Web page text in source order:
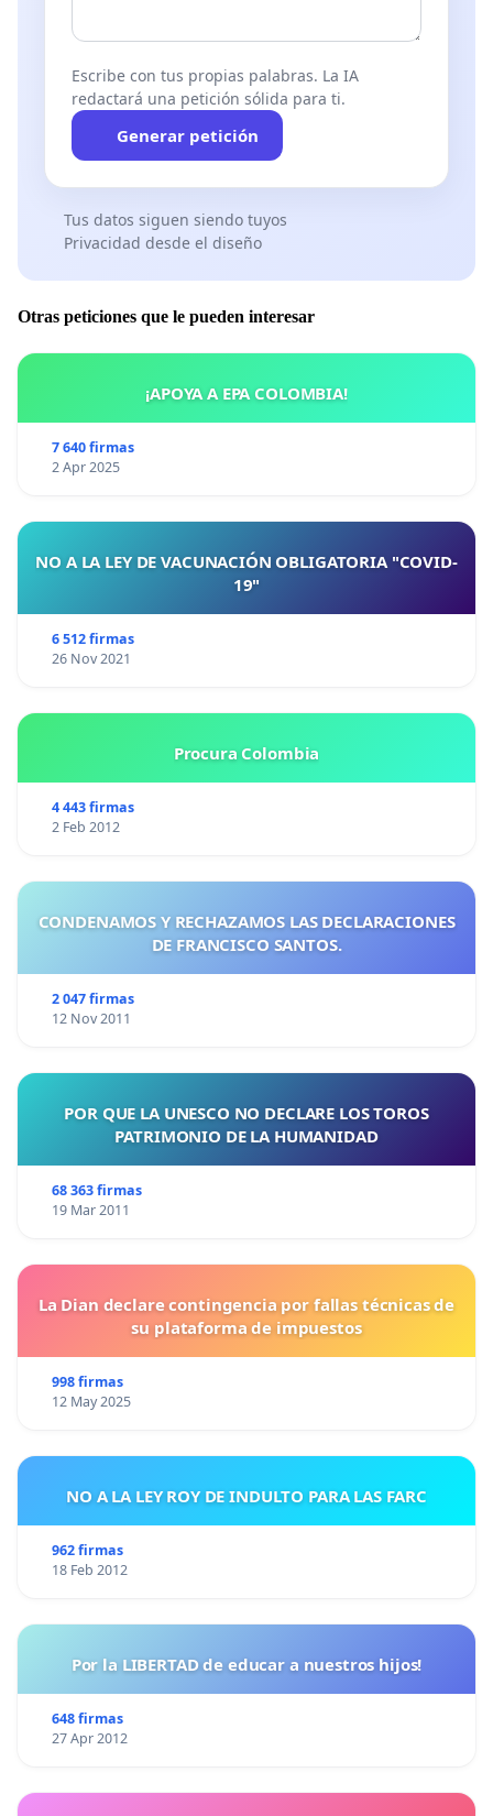
Escribe con tus propias palabras. La IA
redactará una petición sólida para ti.
Generar petición
Tus datos siguen siendo tuyos
Privacidad desde el diseño
Otras peticiones que le pueden interesar
¡APOYA A EPA COLOMBIA!
7 640 firmas
2 Apr 2025
NO A LA LEY DE VACUNACIÓN OBLIGATORIA "COVID-
19"
6 512 firmas
26 Nov 2021
Procura Colombia
4 443 firmas
2 Feb 2012
CONDENAMOS Y RECHAZAMOS LAS DECLARACIONES
DE FRANCISCO SANTOS.
2 047 firmas
12 Nov 2011
POR QUE LA UNESCO NO DECLARE LOS TOROS
PATRIMONIO DE LA HUMANIDAD
68 363 firmas
19 Mar 2011
La Dian declare contingencia por fallas técnicas de
su plataforma de impuestos
998 firmas
12 May 2025
NO A LA LEY ROY DE INDULTO PARA LAS FARC
962 firmas
18 Feb 2012
Por la LIBERTAD de educar a nuestros hijos!
648 firmas
27 Apr 2012